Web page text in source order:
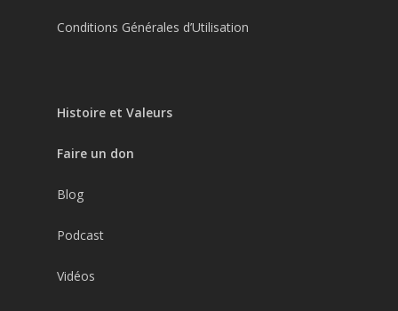
Conditions Générales d’Utilisation
Histoire et Valeurs
Faire un don
Blog
Podcast
Vidéos